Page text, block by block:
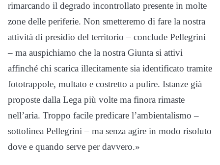
rimarcando il degrado incontrollato presente in molte
zone delle periferie. Non smetteremo di fare la nostra
attività di presidio del territorio – conclude Pellegrini
– ma auspichiamo che la nostra Giunta si attivi
affinché chi scarica illecitamente sia identificato tramite
fototrappole, multato e costretto a pulire. Istanze già
proposte dalla Lega più volte ma finora rimaste
nell’aria. Troppo facile predicare l’ambientalismo –
sottolinea Pellegrini – ma senza agire in modo risoluto
dove e quando serve per davvero.»